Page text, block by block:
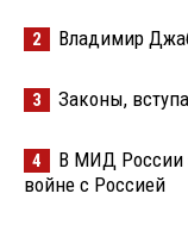
2 Владимир
3 Законы,
4
В МИД России
войне с Россией